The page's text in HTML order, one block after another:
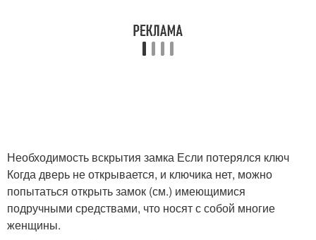
Необходимость вскрытия замка Если потерялся ключ
Когда дверь не открывается, и ключика нет, можно
попытаться открыть замок (см.) имеющимися
подручными средствами, что носят с собой многие
женщины.